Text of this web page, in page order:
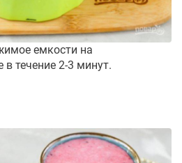
емкости на
течение 2-3 минут.